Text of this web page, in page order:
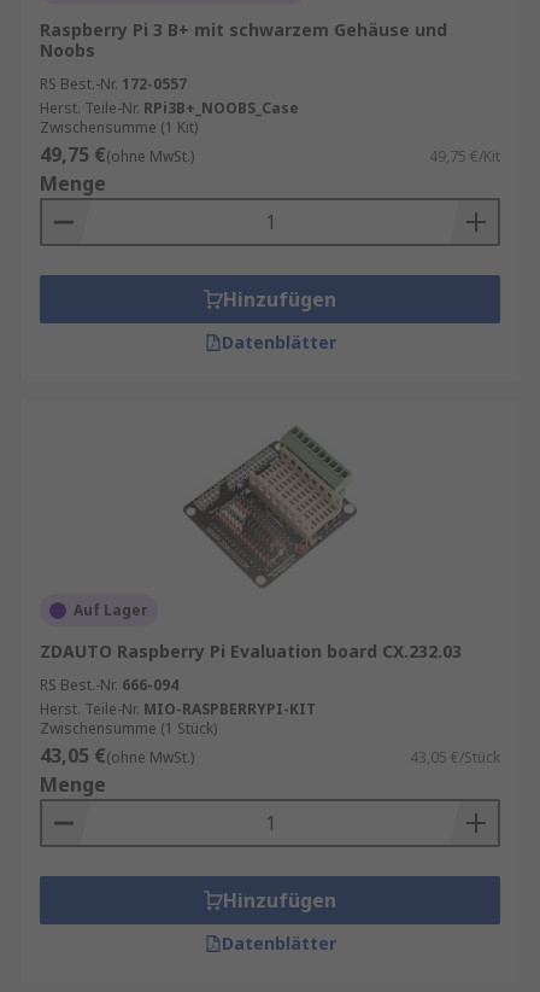
Raspberry Pi 3 B+ mit schwarzem Gehäuse und
Noobs
RS Best.-Nr. 172-0557
Herst. Teile-Nr. RPi3B+_NOOBS_Case
Zwischensumme (1 Kit)
49,75 €(ohne MwSt.) 49,75 €/Kit
Menge
Hinzufügen
Datenblätter
Auf Lager
ZDAUTO Raspberry Pi Evaluation board CX.232.03
RS Best.-Nr. 666-094
Herst. Teile-Nr. MIO-RASPBERRYPI-KIT
Zwischensumme (1 Stück)
43,05 €(ohne MwSt.) 43,05 €/Stück
Menge
Hinzufügen
Datenblätter